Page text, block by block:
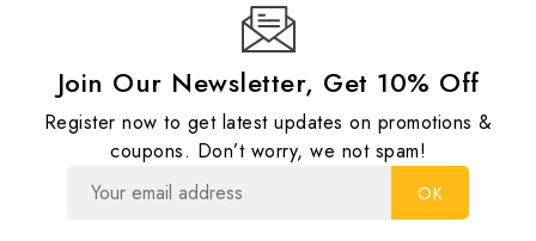
Join Our Newsletter, Get 10% Off
Register now to get latest updates on promotions &
coupons. Don’t worry, we not spam!